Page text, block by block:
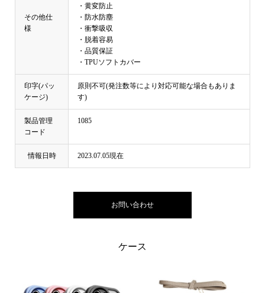
その他仕
様
・黄変防止
・防水防塵
・衝撃吸収
・脱着容易
・品質保証
・TPUソフトカバー
印字(パッ
ケージ)
原則不可(発注数等により対応可能な場合もありま
す)
製品管理
コード
1085
情報日時 2023.07.05現在
お問い合わせ
ケース